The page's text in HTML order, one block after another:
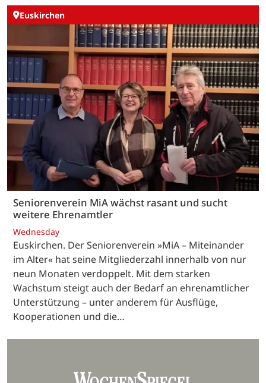
Euskirchen
Seniorenverein MiA wächst rasant und sucht
weitere Ehrenamtler
Wednesday
Euskirchen. Der Seniorenverein »MiA – Miteinander
im Alter« hat seine Mitgliederzahl innerhalb von nur
neun Monaten verdoppelt. Mit dem starken
Wachstum steigt auch der Bedarf an ehrenamtlicher
Unterstützung – unter anderem für Ausflüge,
Kooperationen und die…